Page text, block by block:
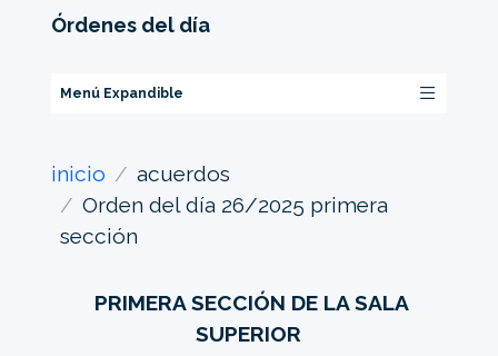
Órdenes del día
Menú Expandible
inicio
acuerdos
Orden del día 26/2025 primera
sección
PRIMERA SECCIÓN DE LA SALA
SUPERIOR